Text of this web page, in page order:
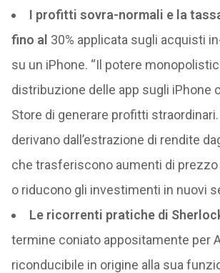
I profitti sovra-normali e la
fino al 30% applicata sugli acquisti
su un iPhone. “Il potere
distribuzione delle app sugli iPhone
Store di generare profitti
derivano dall’estrazione di rendite
che trasferiscono aumenti di
o riducono gli investimenti in nuovi
Le ricorrenti pratiche di
termine coniato appositamente per
riconducibile in origine alla sua